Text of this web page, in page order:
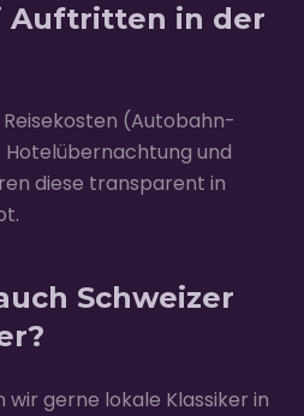
Auftritten in der
(Autobahn-
und
diese transparent in
Schweizer
gerne lokale Klassiker in